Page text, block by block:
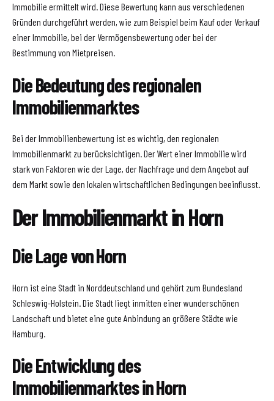
Immobilie ermittelt wird. Diese Bewertung kann aus verschiedenen
Gründen durchgeführt werden, wie zum Beispiel beim Kauf oder Verkauf
einer Immobilie, bei der Vermögensbewertung oder bei der
Bestimmung von Mietpreisen.
Die Bedeutung des regionalen
Immobilienmarktes
Bei der Immobilienbewertung ist es wichtig, den regionalen
Immobilienmarkt zu berücksichtigen. Der Wert einer Immobilie wird
stark von Faktoren wie der Lage, der Nachfrage und dem Angebot auf
dem Markt sowie den lokalen wirtschaftlichen Bedingungen beeinflusst.
Der Immobilienmarkt in Horn
Die Lage von Horn
Horn ist eine Stadt in Norddeutschland und gehört zum Bundesland
Schleswig-Holstein. Die Stadt liegt inmitten einer wunderschönen
Landschaft und bietet eine gute Anbindung an größere Städte wie
Hamburg.
Die Entwicklung des
Immobilienmarktes in Horn